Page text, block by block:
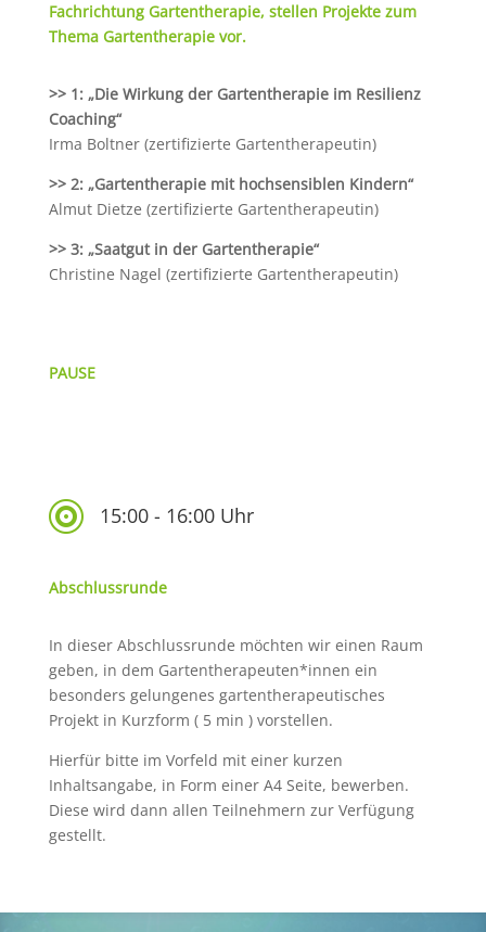
Fachrichtung Gartentherapie, stellen Projekte zum
Thema Gartentherapie vor.
>> 1: „Die Wirkung der Gartentherapie im Resilienz
Coaching“
Irma Boltner (zertifizierte Gartentherapeutin)
>> 2: „Gartentherapie mit hochsensiblen Kindern“
Almut Dietze (zertifizierte Gartentherapeutin)
>> 3: „Saatgut in der Gartentherapie“
Christine Nagel (zertifizierte Gartentherapeutin)
PAUSE
 15:00 - 16:00 Uhr
Abschlussrunde
In dieser Abschlussrunde möchten wir einen Raum
geben, in dem Gartentherapeuten*innen ein
besonders gelungenes gartentherapeutisches
Projekt in Kurzform ( 5 min ) vorstellen.
Hierfür bitte im Vorfeld mit einer kurzen
Inhaltsangabe, in Form einer A4 Seite, bewerben.
Diese wird dann allen Teilnehmern zur Verfügung
gestellt.